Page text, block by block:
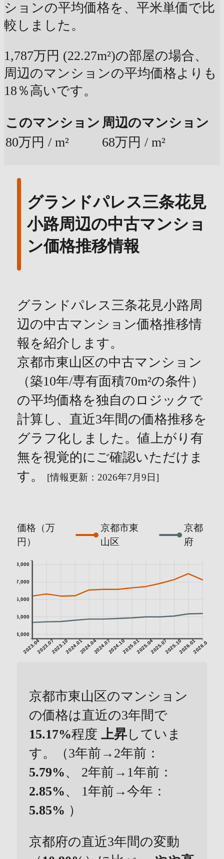
ションの平均価格を、平米単価で比
較しました。
1,787万円 (22.27m²)の部屋の場合、
周辺のマンションの平均価格よりも
18％高いです。
このマンション 周辺のマンション
80万円 / m²
68万円 / m²
グランドパレス三条花見
小路周辺の中古マンショ
ン価格推移情報
グランドパレス三条花見小路周
辺の中古マンション価格推移情
報を紹介します。
京都市東山区の中古マンション
（築10年/専有面積70m²の条件）
の平均価格を独自のロジックで
計算し、直近3年間の価格推移を
グラフ化しました。値上がり有
無を視覚的にご確認いただけま
す。
[情報更新：2026年7月9日]
価格（万
円）
京都市東
山区
京都
府
2023.042023.072023.102024.012024.042024.072024.102025.012025.042025.072025.102026.012026.04
4,000
5,000
6,000
7,000
8,000
京都市東山区のマンション
の価格は直近の3年間で
15.17%程度 上昇していま
す。（3年前→2年前：
5.79%、 2年前→1年前：
2.85%、 1年前→今年：
5.85% ）
京都府の直近3年間の変動